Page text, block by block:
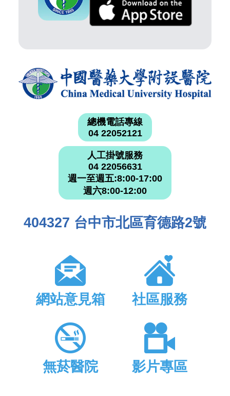
總機電話專線
04 22052121
人工掛號服務
04 22056631
週一至週五:8:00-17:00
週六8:00-12:00
404327 台中市北區育德路2號
網站意見箱 社區服務
無菸醫院 影片專區